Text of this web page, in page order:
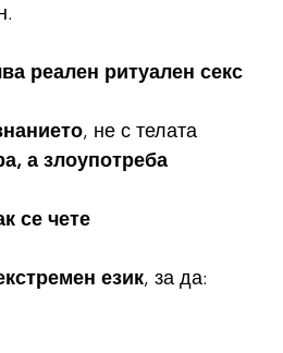
реален ритуален секс
, не с телата
а злоупотреба
се чете
език, за да: